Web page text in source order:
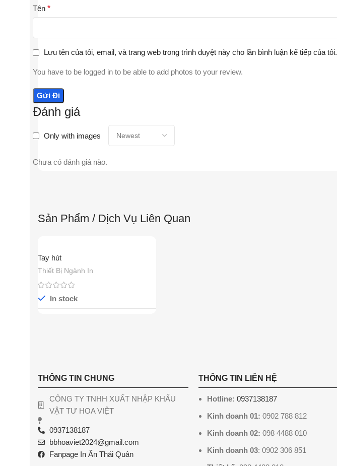
Đánh giá
Only with images
Chưa có đánh giá nào.
Tên *
Lưu tên của tôi, email, và trang web trong trình duyệt này cho lần bình luận kế tiếp của tôi.
You have to be logged in to be able to add photos to your review.
Sản Phẩm / Dịch Vụ Liên Quan
Tay hút
Thiết Bị Ngành In
In stock
THÔNG TIN CHUNG
CÔNG TY TNHH XUẤT NHẬP KHẨU
VẬT TƯ HOA VIỆT
0937138187
bbhoaviet2024@gmail.com
Fanpage In Ấn Thái Quân
THÔNG TIN LIÊN HỆ
Hotline: 0937138187
Kinh doanh 01: 0902 788 812
Kinh doanh 02: 098 4488 010
Kinh doanh 03: 0902 306 851